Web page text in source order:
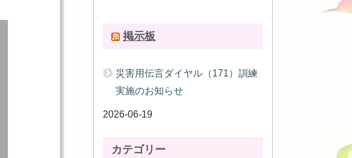
掲示板
災害用伝言ダイヤル（171）訓練
実施のお知らせ
2026-06-19
カテゴリー